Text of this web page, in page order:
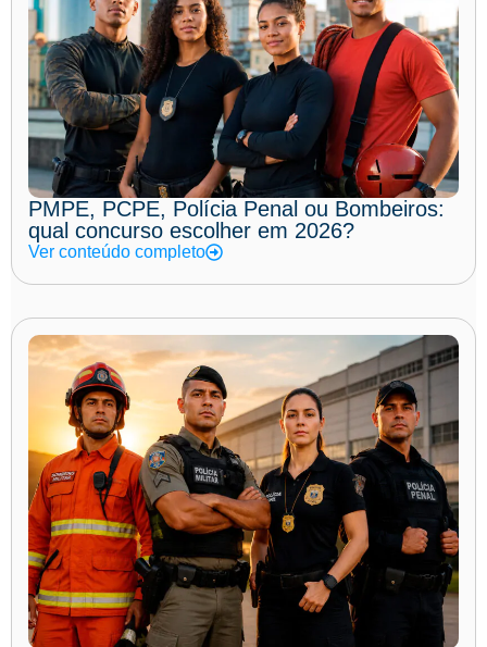
PMPE, PCPE, Polícia Penal ou Bombeiros:
qual concurso escolher em 2026?
Ver conteúdo completo